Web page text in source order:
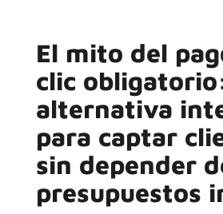
El mito del
clic
alternativa
para captar
sin depender
presupuestos